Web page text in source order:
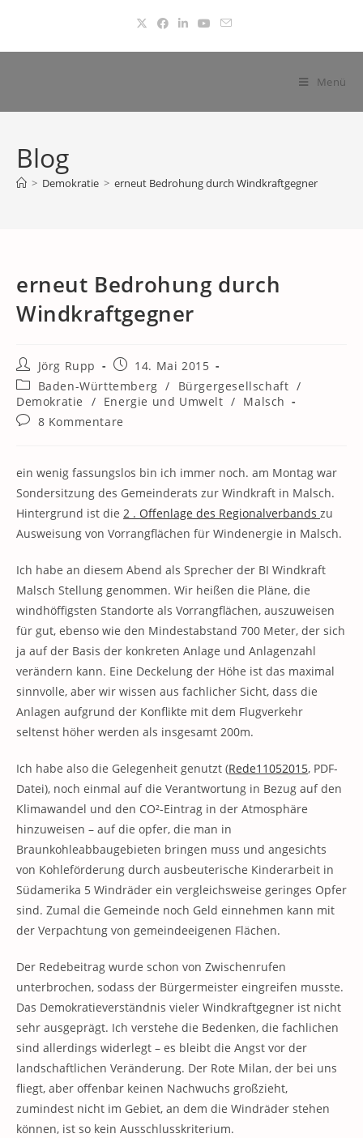
springen
Menü
Blog
> Demokratie > erneut Bedrohung durch Windkraftgegner
erneut Bedrohung durch
Windkraftgegner
Beitrags-
Autor:
Jörg Rupp
Beitrag
veröffentlicht:
14. Mai 2015
Beitrags-
Kategorie:
Baden-Württemberg / Bürgergesellschaft /
Demokratie
/ Energie und Umwelt / Malsch
Beitrags-
8 Kommentare
ein wenig fassungslos bin ich immer noch. am Montag war
Sondersitzung des Gemeinderats zur Windkraft in Malsch.
Hintergrund ist die 2 . Offenlage des Regionalverbands zu
Ausweisung von Vorrangflächen für Windenergie in Malsch.
Ich habe an diesem Abend als Sprecher der BI Windkraft
Malsch Stellung genommen. Wir heißen die Pläne, die
windhöffigsten Standorte als Vorrangflächen, auszuweisen
für gut, ebenso wie den Mindestabstand 700 Meter, der sich
ja auf der Basis der konkreten Anlage und Anlagenzahl
verändern kann. Eine Deckelung der Höhe ist das maximal
sinnvolle, aber wir wissen aus fachlicher Sicht, dass die
Anlagen aufgrund der Konflikte mit dem Flugverkehr
seltenst höher werden als insgesamt 200m.
Ich habe also die Gelegenheit genutzt (Rede11052015, PDF-
Datei), noch einmal auf die Verantwortung in Bezug auf den
Klimawandel und den CO²-Eintrag in der Atmosphäre
hinzuweisen – auf die opfer, die man in
Braunkohleabbaugebieten bringen muss und angesichts
von Kohleförderung durch ausbeuterische Kinderarbeit in
Südamerika 5 Windräder ein vergleichsweise geringes Opfer
sind. Zumal die Gemeinde noch Geld einnehmen kann mit
der Verpachtung von gemeindeeigenen Flächen.
Der Redebeitrag wurde schon von Zwischenrufen
unterbrochen, sodass der Bürgermeister eingreifen musste.
Das Demokratieverständnis vieler Windkraftgegner ist nicht
sehr ausgeprägt. Ich verstehe die Bedenken, die fachlichen
sind allerdings widerlegt – es bleibt die Angst vor der
landschaftlichen Veränderung. Der Rote Milan, der bei uns
fliegt, aber offenbar keinen Nachwuchs großzieht,
zumindest nicht im Gebiet, an dem die Windräder stehen
können, ist so kein Ausschlusskriterium.